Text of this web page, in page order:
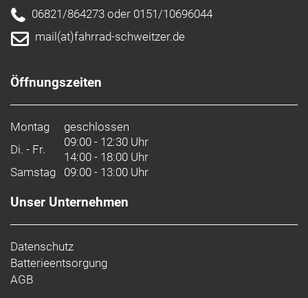
06821/864273 oder 0151/10696044
mail(at)fahrrad-schweitzer.de
Öffnungszeiten
Montag
geschlossen
Di. - Fr.
09:00 - 12:30 Uhr
14:00 - 18:00 Uhr
Samstag 09:00 - 13:00 Uhr
Unser Unternehmen
Datenschutz
Batterieentsorgung
AGB